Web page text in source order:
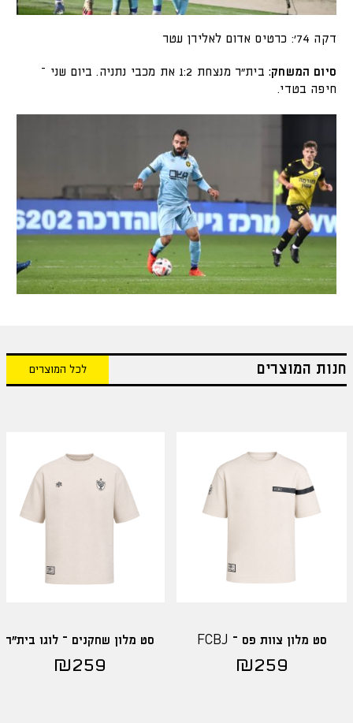
דקה 74': כרטיס אדום לאלירן עטר
סיום המשחק:
בית"ר מנצחת 1:2 את מכבי נתניה. ביום שני –
חיפה בטדי.
חנות המוצרים לכל המוצרים
סט מלון צוות פס – FCBJ
₪259
סט מלון שחקנים – לוגו בית"ר
₪259